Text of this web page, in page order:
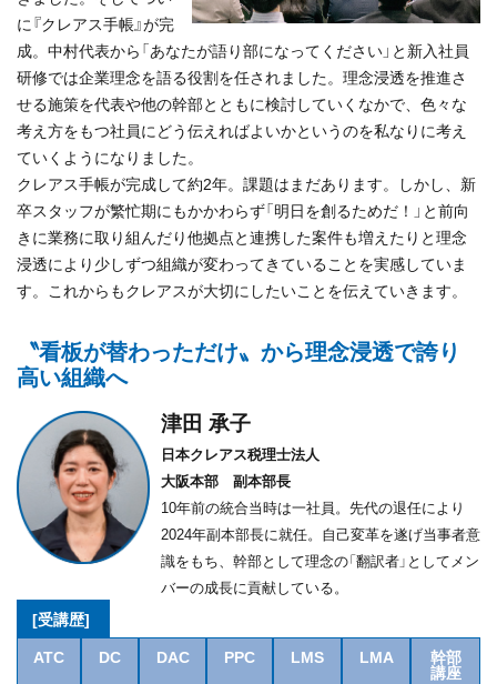
に『クレアス手帳』が完
成。中村代表から「あなたが語り部になってください」と新入社員
研修では企業理念を語る役割を任されました。理念浸透を推進さ
せる施策を代表や他の幹部とともに検討していくなかで、色々な
考え方をもつ社員にどう伝えればよいかというのを私なりに考え
ていくようになりました。
クレアス手帳が完成して約2年。課題はまだあります。しかし、新
卒スタッフが繁忙期にもかかわらず「明日を創るためだ！」と前向
きに業務に取り組んだり他拠点と連携した案件も増えたりと理念
浸透により少しずつ組織が変わってきていることを実感していま
す。これからもクレアスが大切にしたいことを伝えていきます。
〝看板が替わっただけ〟から理念浸透で誇り
高い組織へ
津田 承子
日本クレアス税理士法人
大阪本部 副本部長
10年前の統合当時は一社員。先代の退任により
2024年副本部長に就任。自己変革を遂げ当事者意
識をもち、幹部として理念の「翻訳者」としてメン
バーの成長に貢献している。
[受講歴]
ATC
DC DAC PPC LMS LMA 幹部
講座